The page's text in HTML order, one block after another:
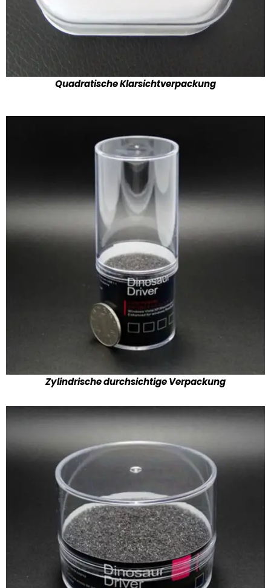
Quadratische Klarsichtverpackung
Zylindrische durchsichtige Verpackung